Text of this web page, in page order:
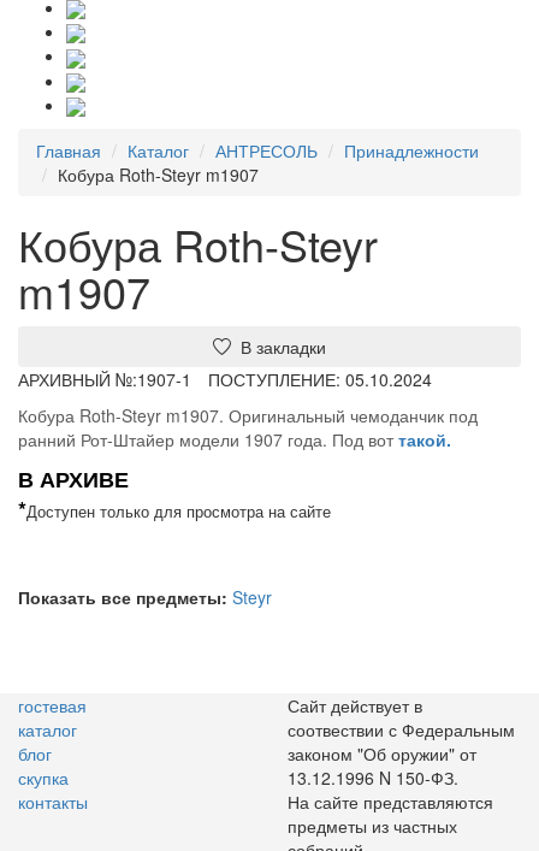
Главная Каталог АНТРЕСОЛЬ
Принадлежности
Кобура Roth-Steyr m1907
Кобура Roth-Steyr
m1907
В закладки
АРХИВНЫЙ №:1907-1
ПОСТУПЛЕНИЕ: 05.10.2024
Кобура Roth-Steyr m1907. Оригинальный чемоданчик под
ранний Рот-Штайер модели 1907 года. Под воттакой.
В АРХИВЕ
*Доступен только для просмотра на сайте
Показать все предметы: Steyr
гостевая
каталог
блог
скупка
контакты
Сайт действует в
соотвествии с Федеральным
законом "Об оружии" от
13.12.1996 N 150-ФЗ.
На сайте представляются
предметы из частных